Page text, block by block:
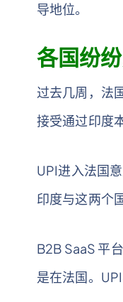
导地位。
各国纷
过去几周，法
接受通过印度
UPI进入法国
印度与这两个
B2B SaaS 平
是在法国。